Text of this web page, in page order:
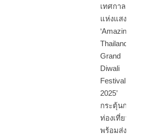
เทศกาล
แห่งแสงสี
‘Amazing
Thailand
Grand
Diwali
Festival
2025’
กระตุ้นการ
ท่องเที่ยว
พร้อมส่ง